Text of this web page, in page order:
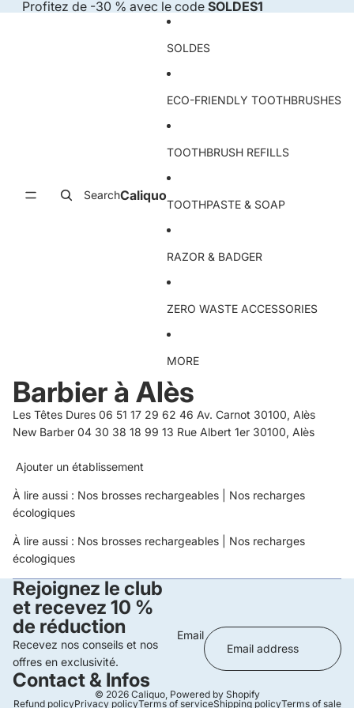
Profitez de -30 % avec le code SOLDES1
SearchCaliquo
SOLDES
ECO-FRIENDLY TOOTHBRUSHES
TOOTHBRUSH REFILLS
TOOTHPASTE & SOAP
RAZOR & BADGER
ZERO WASTE ACCESSORIES
MORE
Barbier à Alès
Les Têtes Dures 06 51 17 29 62 46 Av. Carnot 30100, Alès
New Barber 04 30 38 18 99 13 Rue Albert 1er 30100, Alès
Ajouter un établissement
À lire aussi : Nos brosses rechargeables
Nos recharges
écologiques
À lire aussi : Nos brosses rechargeables
Nos recharges
écologiques
Rejoignez le club
et recevez 10 %
de réduction
Recevez nos conseils et nos
offres en exclusivité.
Email
Contact & Infos
© 2026 Caliquo, Powered by Shopify
Refund policyPrivacy policyTerms of serviceShipping policyTerms of sale